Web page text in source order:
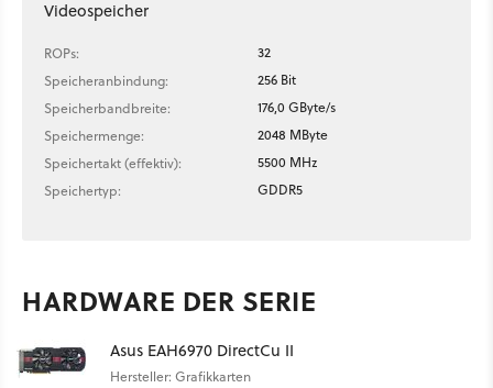
Videospeicher
ROPs:
32
Speicheranbindung:
256 Bit
Speicherbandbreite:
176,0 GByte/s
Speichermenge:
2048 MByte
Speichertakt (effektiv):
5500 MHz
Speichertyp:
GDDR5
HARDWARE DER SERIE
Asus EAH6970 DirectCu II
Hersteller: Grafikkarten